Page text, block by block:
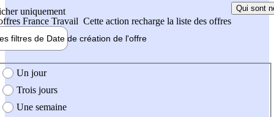
uniquement
France Travail Cette action recharge la liste des offres
Qui sont
filtres de Date de création de l'offre
création de l'offre
Un jour
Trois jours
Une semaine